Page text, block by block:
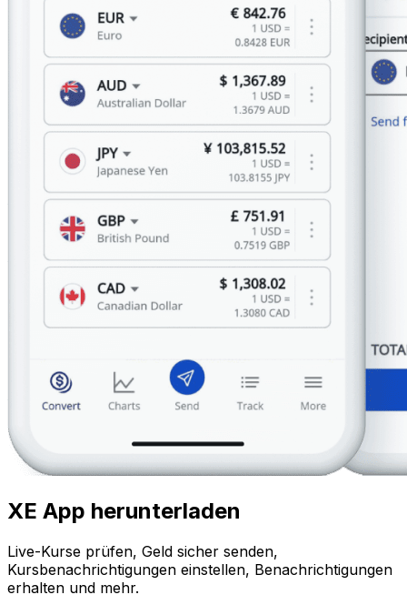
XE App herunterladen
Live-Kurse prüfen, Geld sicher senden,
Kursbenachrichtigungen einstellen, Benachrichtigungen
erhalten und mehr.